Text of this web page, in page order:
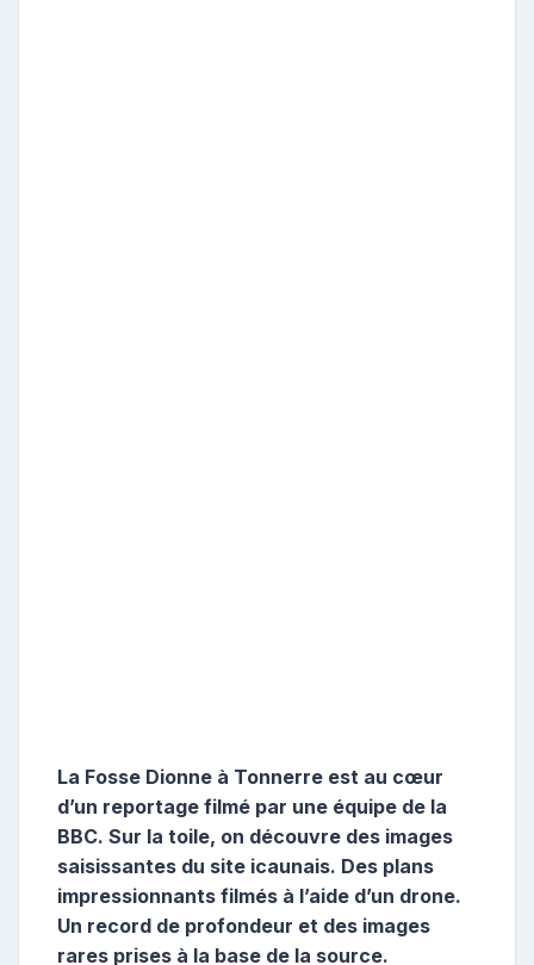
La Fosse Dionne à Tonnerre est au cœur
d’un reportage filmé par une équipe de la
BBC. Sur la toile, on découvre des images
saisissantes du site icaunais. Des plans
impressionnants filmés à l’aide d’un drone.
Un record de profondeur et des images
rares prises à la base de la source.